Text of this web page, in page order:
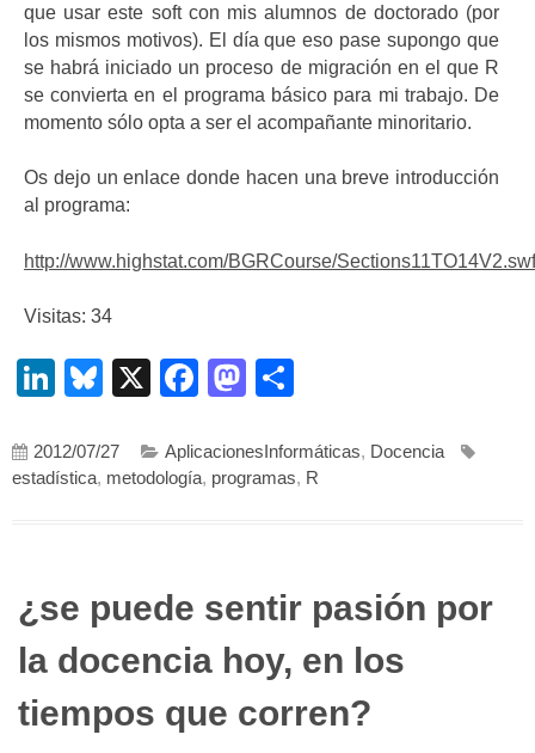
que usar este soft con mis alumnos de doctorado (por
los mismos motivos). El día que eso pase supongo que
se habrá iniciado un proceso de migración en el que R
se convierta en el programa básico para mi trabajo. De
momento sólo opta a ser el acompañante minoritario.
Os dejo un enlace donde hacen una breve introducción
al programa:
http://www.highstat.com/BGRCourse/Sections11TO14V2.swf
Visitas: 34
LinkedIn
Bluesky
X Facebook
Mastodon
2012/07/27 AplicacionesInformáticas, Docencia
estadística, metodología, programas, R
¿se puede sentir pasión por
la docencia hoy, en los
tiempos que corren?